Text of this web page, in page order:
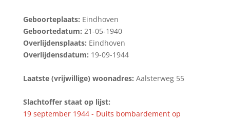
Geboorteplaats: Eindhoven
Geboortedatum: 21-05-1940
Overlijdensplaats: Eindhoven
Overlijdensdatum: 19-09-1944
Laatste (vrijwillige) woonadres: Aalsterweg 55
Slachtoffer staat op lijst:
19 september 1944 - Duits bombardement op